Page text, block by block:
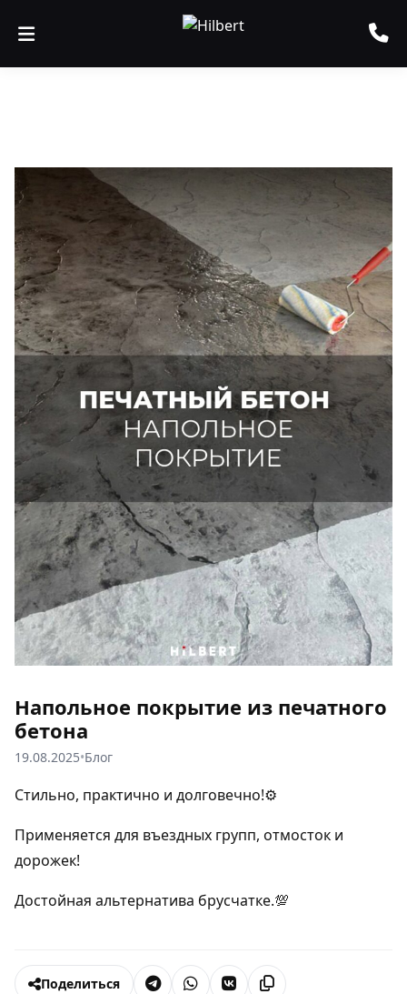
Напольное покрытие из печатного
бетона
19.08.2025•Блог
Стильно, практично и долговечно!⚙️
Применяется для въездных групп, отмосток и
дорожек!
Достойная альтернатива брусчатке.💯
Поделиться